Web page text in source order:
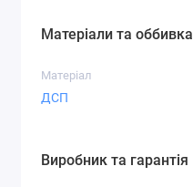
Матеріали та оббивка
Матеріал
ДСП
Виробник та гарантія